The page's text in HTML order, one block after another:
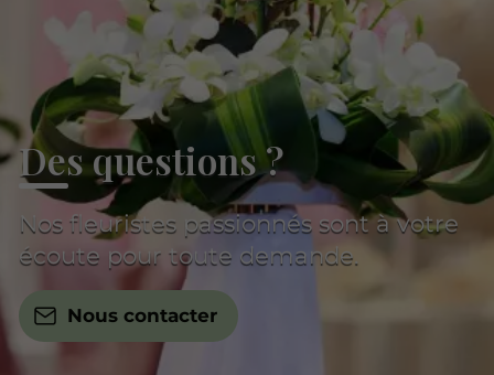
Des questions ?
Nos fleuristes passionnés sont à votre
écoute pour toute demande.
Nous contacter